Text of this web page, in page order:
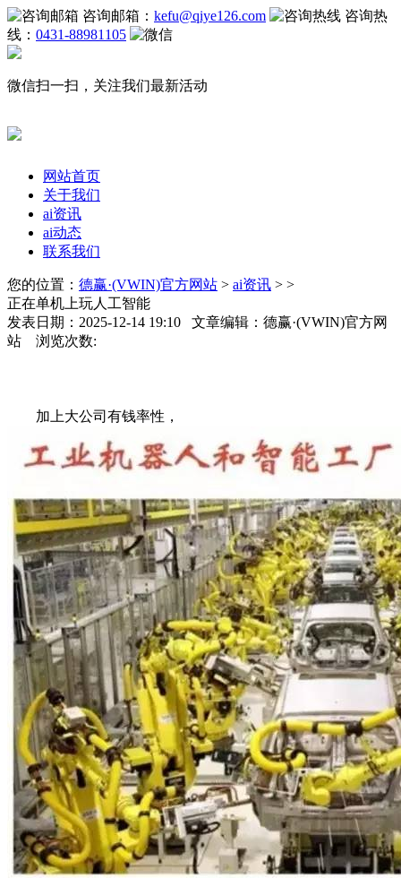
咨询邮箱： kefu@qiye126.com
咨询热
线： 0431-88981105
微信扫一扫，关注我们最新活动
网站首页
关于我们
ai资讯
ai动态
联系我们
您的位置： 德赢·(VWIN)官方网站 > ai资讯 > >
正在单机上玩人工智能
发表日期：2025-12-14 19:10 文章编辑：德赢·(VWIN)官方网
站 浏览次数:
加上大公司有钱率性，